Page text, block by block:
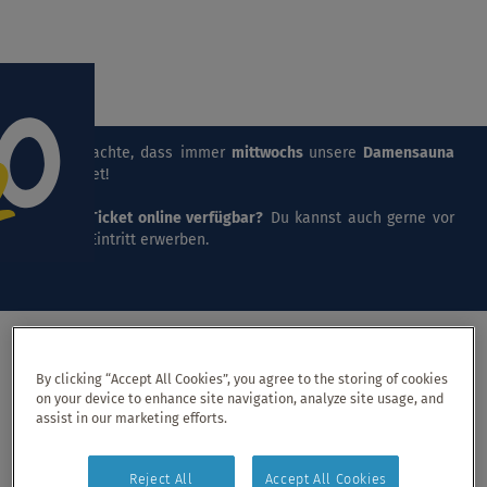
Bitte beachte, dass immer mittwochs unsere Damensauna
stattfindet!
E-Ticket online verfügbar? Du kannst auch gerne vor
Ort den Eintritt erwerben.
Wellness & Beauty
By clicking “Accept All Cookies”, you agree to the storing of cookies
on your device to enhance site navigation, analyze site usage, and
assist in our marketing efforts.
Reject All Accept All Cookies